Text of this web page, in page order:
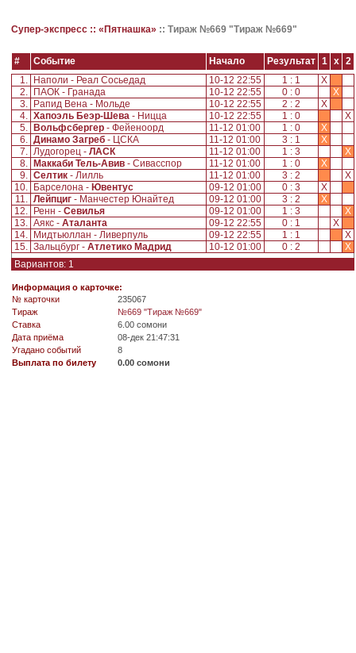
Супер-экспресс :: «Пятнашка» :: Тираж №669 "Тираж №669"
# Событие Начало Результат 1 x
2
1.
Наполи - Реал Сосьедад 10-12 22:55 1 : 1
X
2.
ПАОК - Гранада 10-12 22:55 0 : 0
X
3.
Рапид Вена - Мольде 10-12 22:55 2 : 2
X
4. Хапоэль Беэр-Шева - Ницца 10-12 22:55 1 : 0
X
5.
Вольфсбергер - Фейеноорд 11-12 01:00 1 : 0
X
6. Динамо Загреб - ЦСКА 11-12 01:00 3 : 1
X
7. Лудогорец - ЛАСК 11-12 01:00 1 : 3
X
8.
Маккаби Тель-Авив - Сивасспор 11-12 01:00 1 : 0
X
9. Селтик - Лилль 11-12 01:00 3 : 2
X
10.
Барселона - Ювентус 09-12 01:00 0 : 3
X
11. Лейпциг - Манчестер Юнайтед 09-12 01:00 3 : 2
X
12.
Ренн - Севилья 09-12 01:00 1 : 3
X
13. Аякс - Аталанта 09-12 22:55 0 : 1
X
14.
Мидтьюллан - Ливерпуль 09-12 22:55 1 : 1
X
15. Зальцбург - Атлетико Мадрид 10-12 01:00 0 : 2
X
Вариантов: 1
Информация о карточке:
№ карточки
235067
Tираж
№669 "Тираж №669"
Ставка
6.00 сомони
Дата приёма
08-дек 21:47:31
Угадано событий
8
Выплата по билету
0.00 сомони